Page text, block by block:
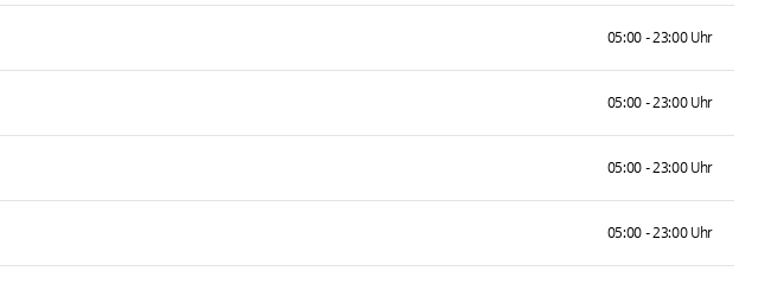
05:00 - 23:00 Uhr
05:00 - 23:00 Uhr
05:00 - 23:00 Uhr
05:00 - 23:00 Uhr